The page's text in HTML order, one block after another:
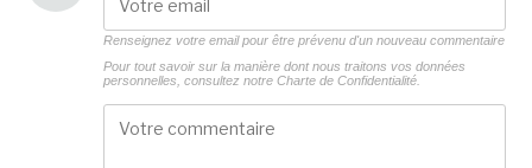
Renseignez votre email pour être prévenu d'un nouveau commentaire
Pour tout savoir sur la manière dont nous traitons vos données
personnelles, consultez notre Charte de Confidentialité.